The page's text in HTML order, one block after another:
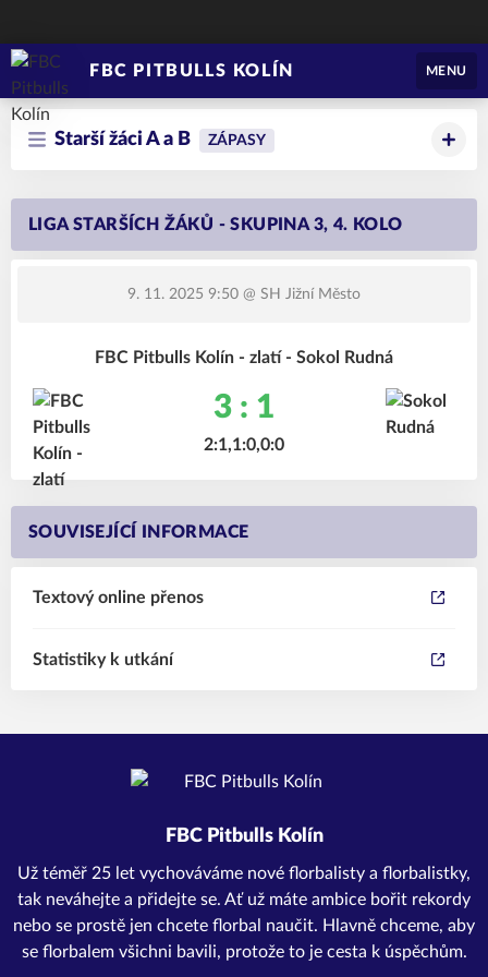
FBC PITBULLS KOLÍN MENU
Starší žáci A a B ZÁPASY
LIGA STARŠÍCH ŽÁKŮ - SKUPINA 3, 4. KOLO
9. 11. 2025 9:50 @ SH Jižní Město
FBC Pitbulls Kolín - zlatí - Sokol Rudná
3 : 1
2:1,1:0,0:0
SOUVISEJÍCÍ INFORMACE
Textový online přenos
Statistiky k utkání
FBC Pitbulls Kolín
Už téměř 25 let vychováváme nové florbalisty a florbalistky,
tak neváhejte a přidejte se. Ať už máte ambice bořit rekordy
nebo se prostě jen chcete florbal naučit. Hlavně chceme, aby
se florbalem všichni bavili, protože to je cesta k úspěchům.